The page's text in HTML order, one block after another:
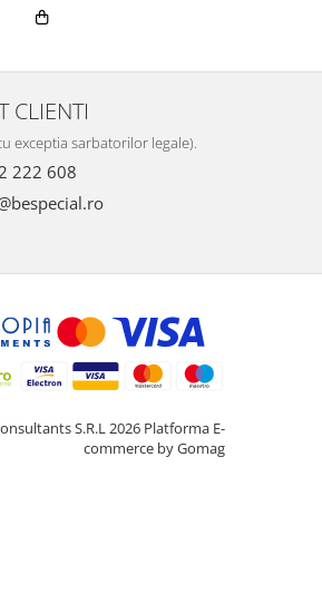
CLIENTI
exceptia sarbatorilor legale).
222 608
S.R.L 2026 Platforma E-
commerce by Gomag